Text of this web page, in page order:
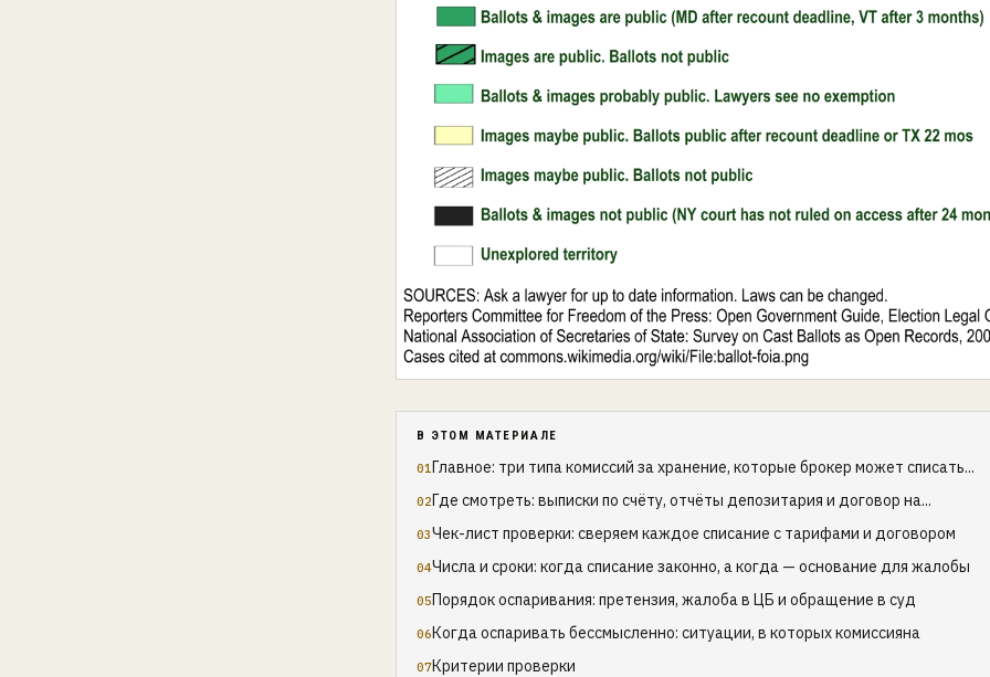
В ЭТОМ МАТЕРИАЛЕ
Главное: три типа комиссий за хранение, которые брокер может списать...
Где смотреть: выписки по счёту, отчёты депозитария и договор на...
Чек-лист проверки: сверяем каждое списание с тарифами и договором
Числа и сроки: когда списание законно, а когда — основание для жалобы
Порядок оспаривания: претензия, жалоба в ЦБ и обращение в суд
Когда оспаривать бессмысленно: ситуации, в которых комиссияна
Критерии проверки